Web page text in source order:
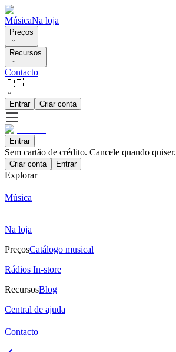
MúsicaNa loja
Preços
Recursos
Contacto
🇵🇹
Entrar Criar conta
Entrar
Sem cartão de crédito. Cancele quando quiser.
Criar conta Entrar
Explorar
Música
Na loja
PreçosCatálogo musical
Rádios In-store
RecursosBlog
Central de ajuda
Contacto